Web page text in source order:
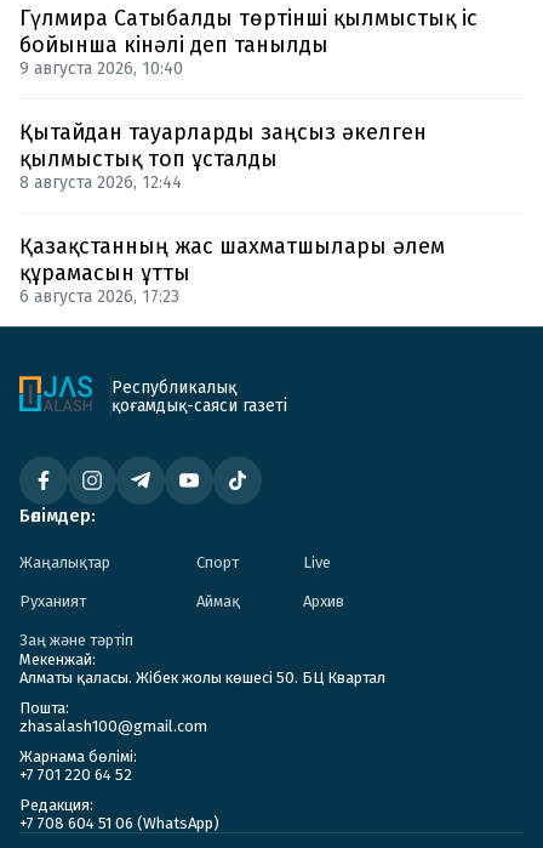
Гүлмира Сатыбалды төртінші қылмыстық іс
бойынша кінәлі деп танылды
9 августа 2026, 10:40
Қытайдан тауарларды заңсыз әкелген
қылмыстық топ ұсталды
8 августа 2026, 12:44
Қазақстанның жас шахматшылары әлем
құрамасын ұтты
6 августа 2026, 17:23
Республикалық
қоғамдық-саяси газеті
Бөлімдер:
Жаңалықтар Спорт Live
Руханият Аймақ Архив
Заң және тәртіп
Мекенжай:
Алматы қаласы. Жібек жолы көшесі 50. БЦ Квартал
Пошта:
zhasalash100@gmail.com
Жарнама бөлімі:
+7 701 220 64 52
Редакция:
+7 708 604 51 06 (WhatsApp)